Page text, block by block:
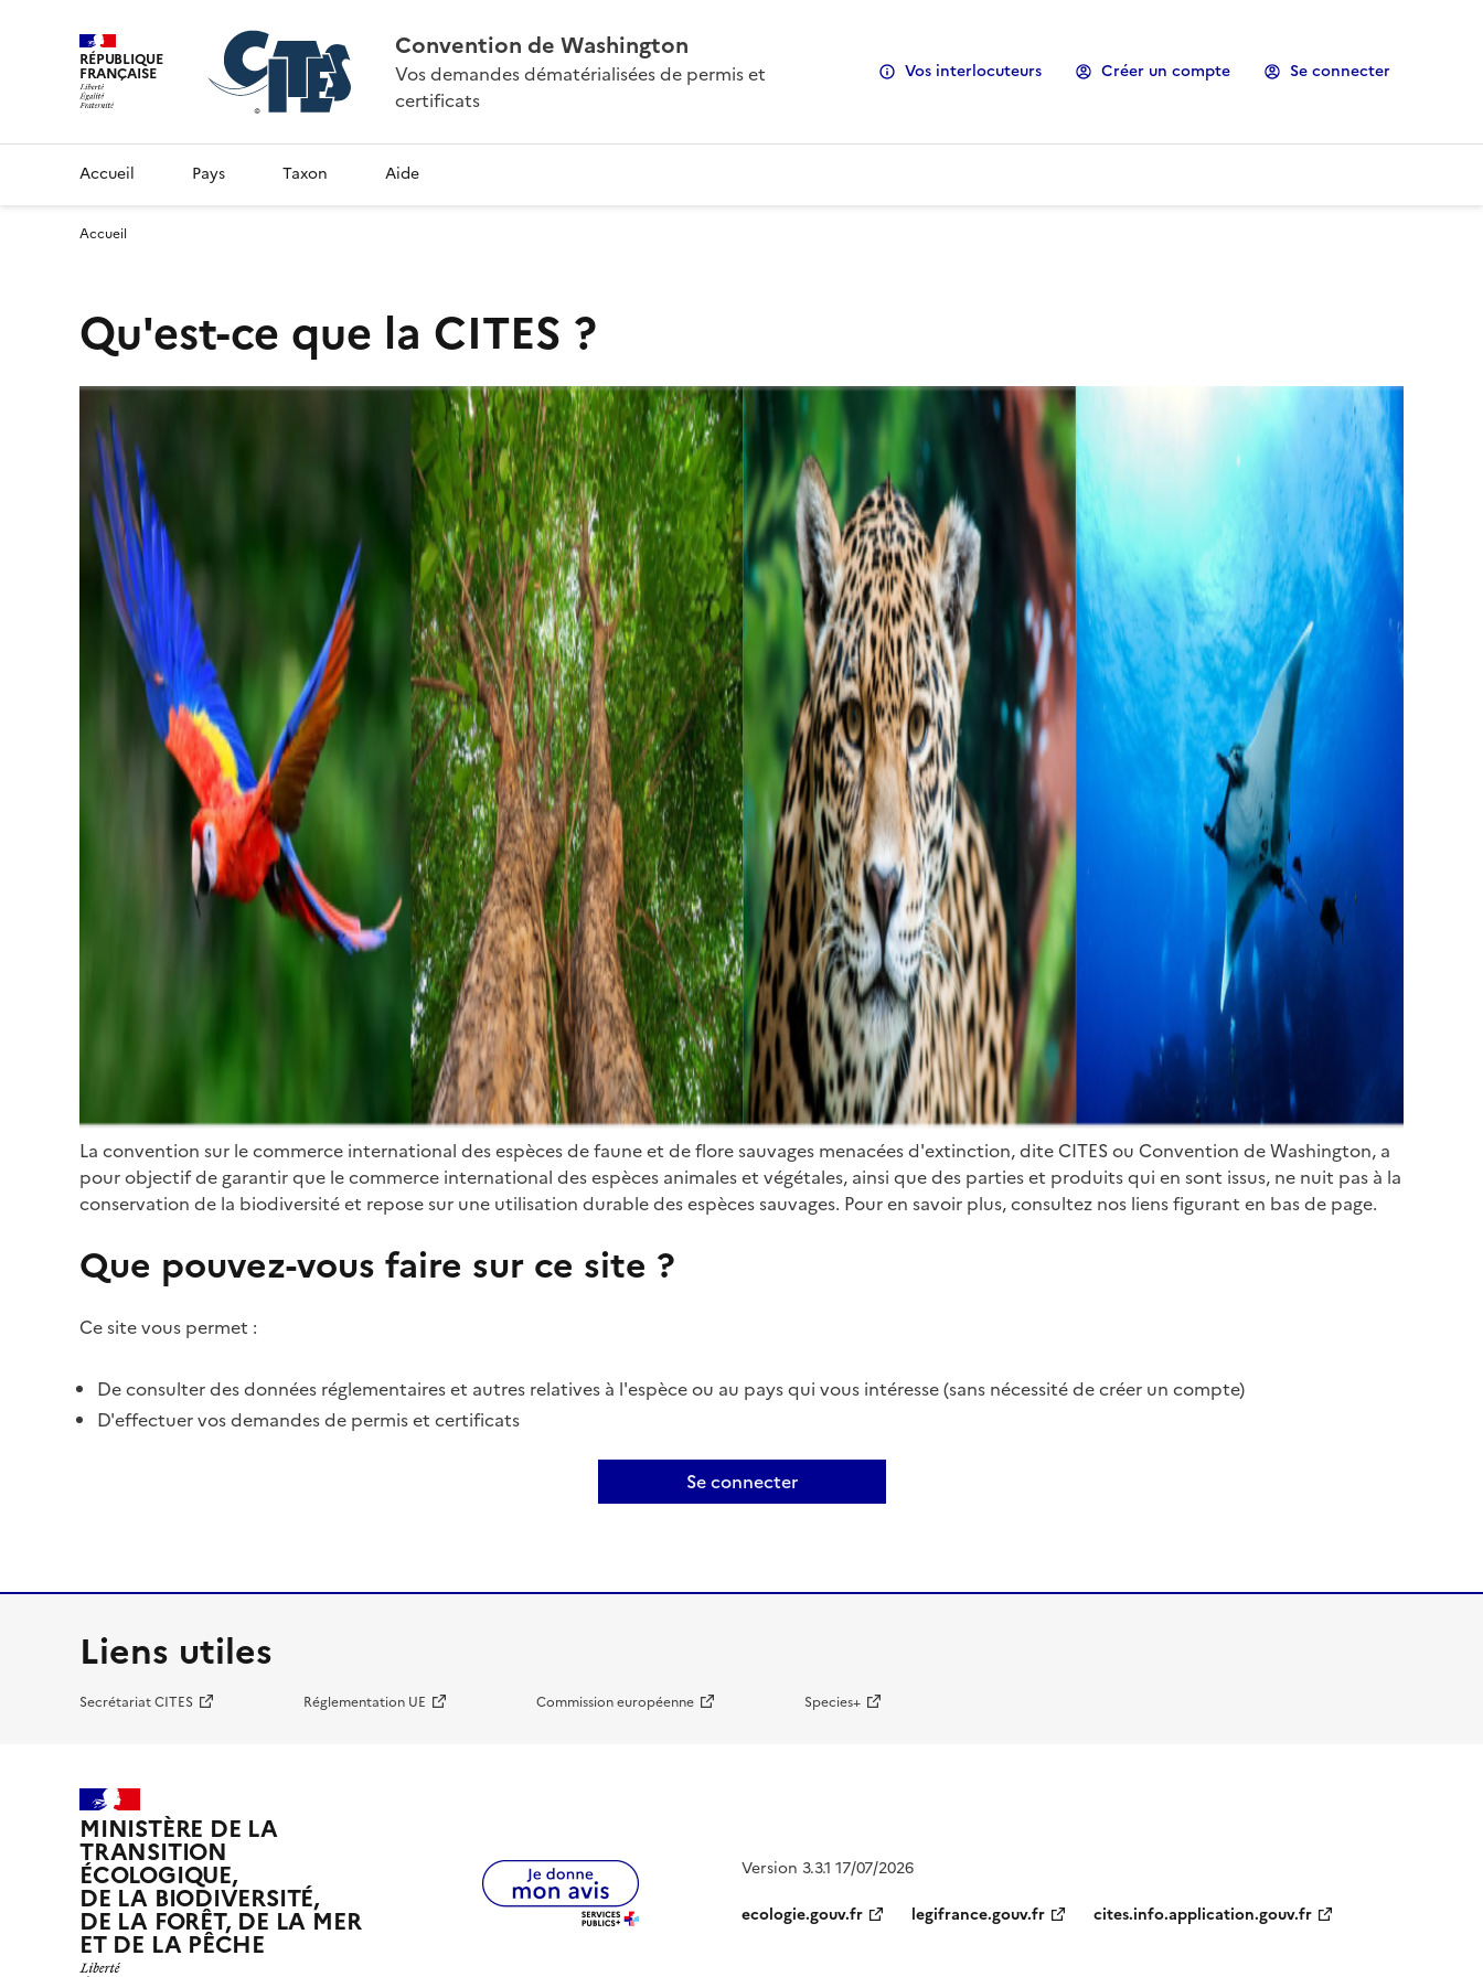
RÉPUBLIQUE
FRANÇAISE
Convention de Washington
Vos demandes dématérialisées de permis et
certificats
Vos interlocuteurs Créer un compte Se connecter
Accueil Pays Taxon Aide
Accueil
Qu'est-ce que la CITES ?
La convention sur le commerce international des espèces de faune et de flore sauvages menacées d'extinction, dite CITES ou Convention de Washington, a
pour objectif de garantir que le commerce international des espèces animales et végétales, ainsi que des parties et produits qui en sont issus, ne nuit pas à la
conservation de la biodiversité et repose sur une utilisation durable des espèces sauvages. Pour en savoir plus, consultez nos liens figurant en bas de page.
Que pouvez-vous faire sur ce site ?
Ce site vous permet :
De consulter des données réglementaires et autres relatives à l'espèce ou au pays qui vous intéresse (sans nécessité de créer un compte)
D'effectuer vos demandes de permis et certificats
Se connecter
Liens utiles
Secrétariat CITES Réglementation UE Commission européenne Species+
MINISTÈRE DE LA
TRANSITION
ÉCOLOGIQUE,
DE LA BIODIVERSITÉ,
DE LA FORÊT, DE LA MER
ET DE LA PÊCHE
Version 3.3.1 17/07/2026
ecologie.gouv.fr
legifrance.gouv.fr cites.info.application.gouv.fr